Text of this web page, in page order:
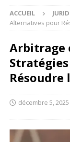
ACCUEIL
Alternatives pour
Arbitrage
Résoudre
décembre 5, 2025